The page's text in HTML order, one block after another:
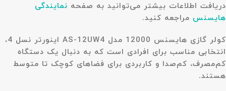
دریافت اطلاعات بیشتر می‌توانید به صفحه نمایندگی
هایسنس مراجعه کنید.
کولر گازی هایسنس 12000 مدل AS-12UW4 اینورتر نسل 4،
انتخابی مناسب برای افرادی است که به دنبال یک دستگاه
کم‌مصرف، کم‌صدا و کاربردی برای فضاهای کوچک تا متوسط
هستند.